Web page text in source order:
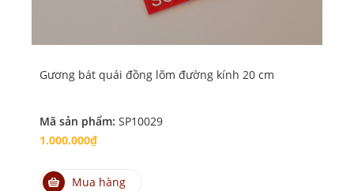
Gương bát quái đồng lõm đường kính 20 cm
Mã sản phẩm: SP10029
1.000.000₫
Mua hàng